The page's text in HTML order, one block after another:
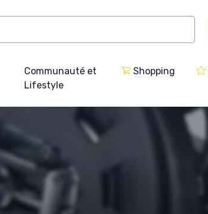
Communauté et
Lifestyle
Shopping